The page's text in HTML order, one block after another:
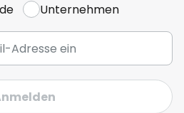
Unternehmen